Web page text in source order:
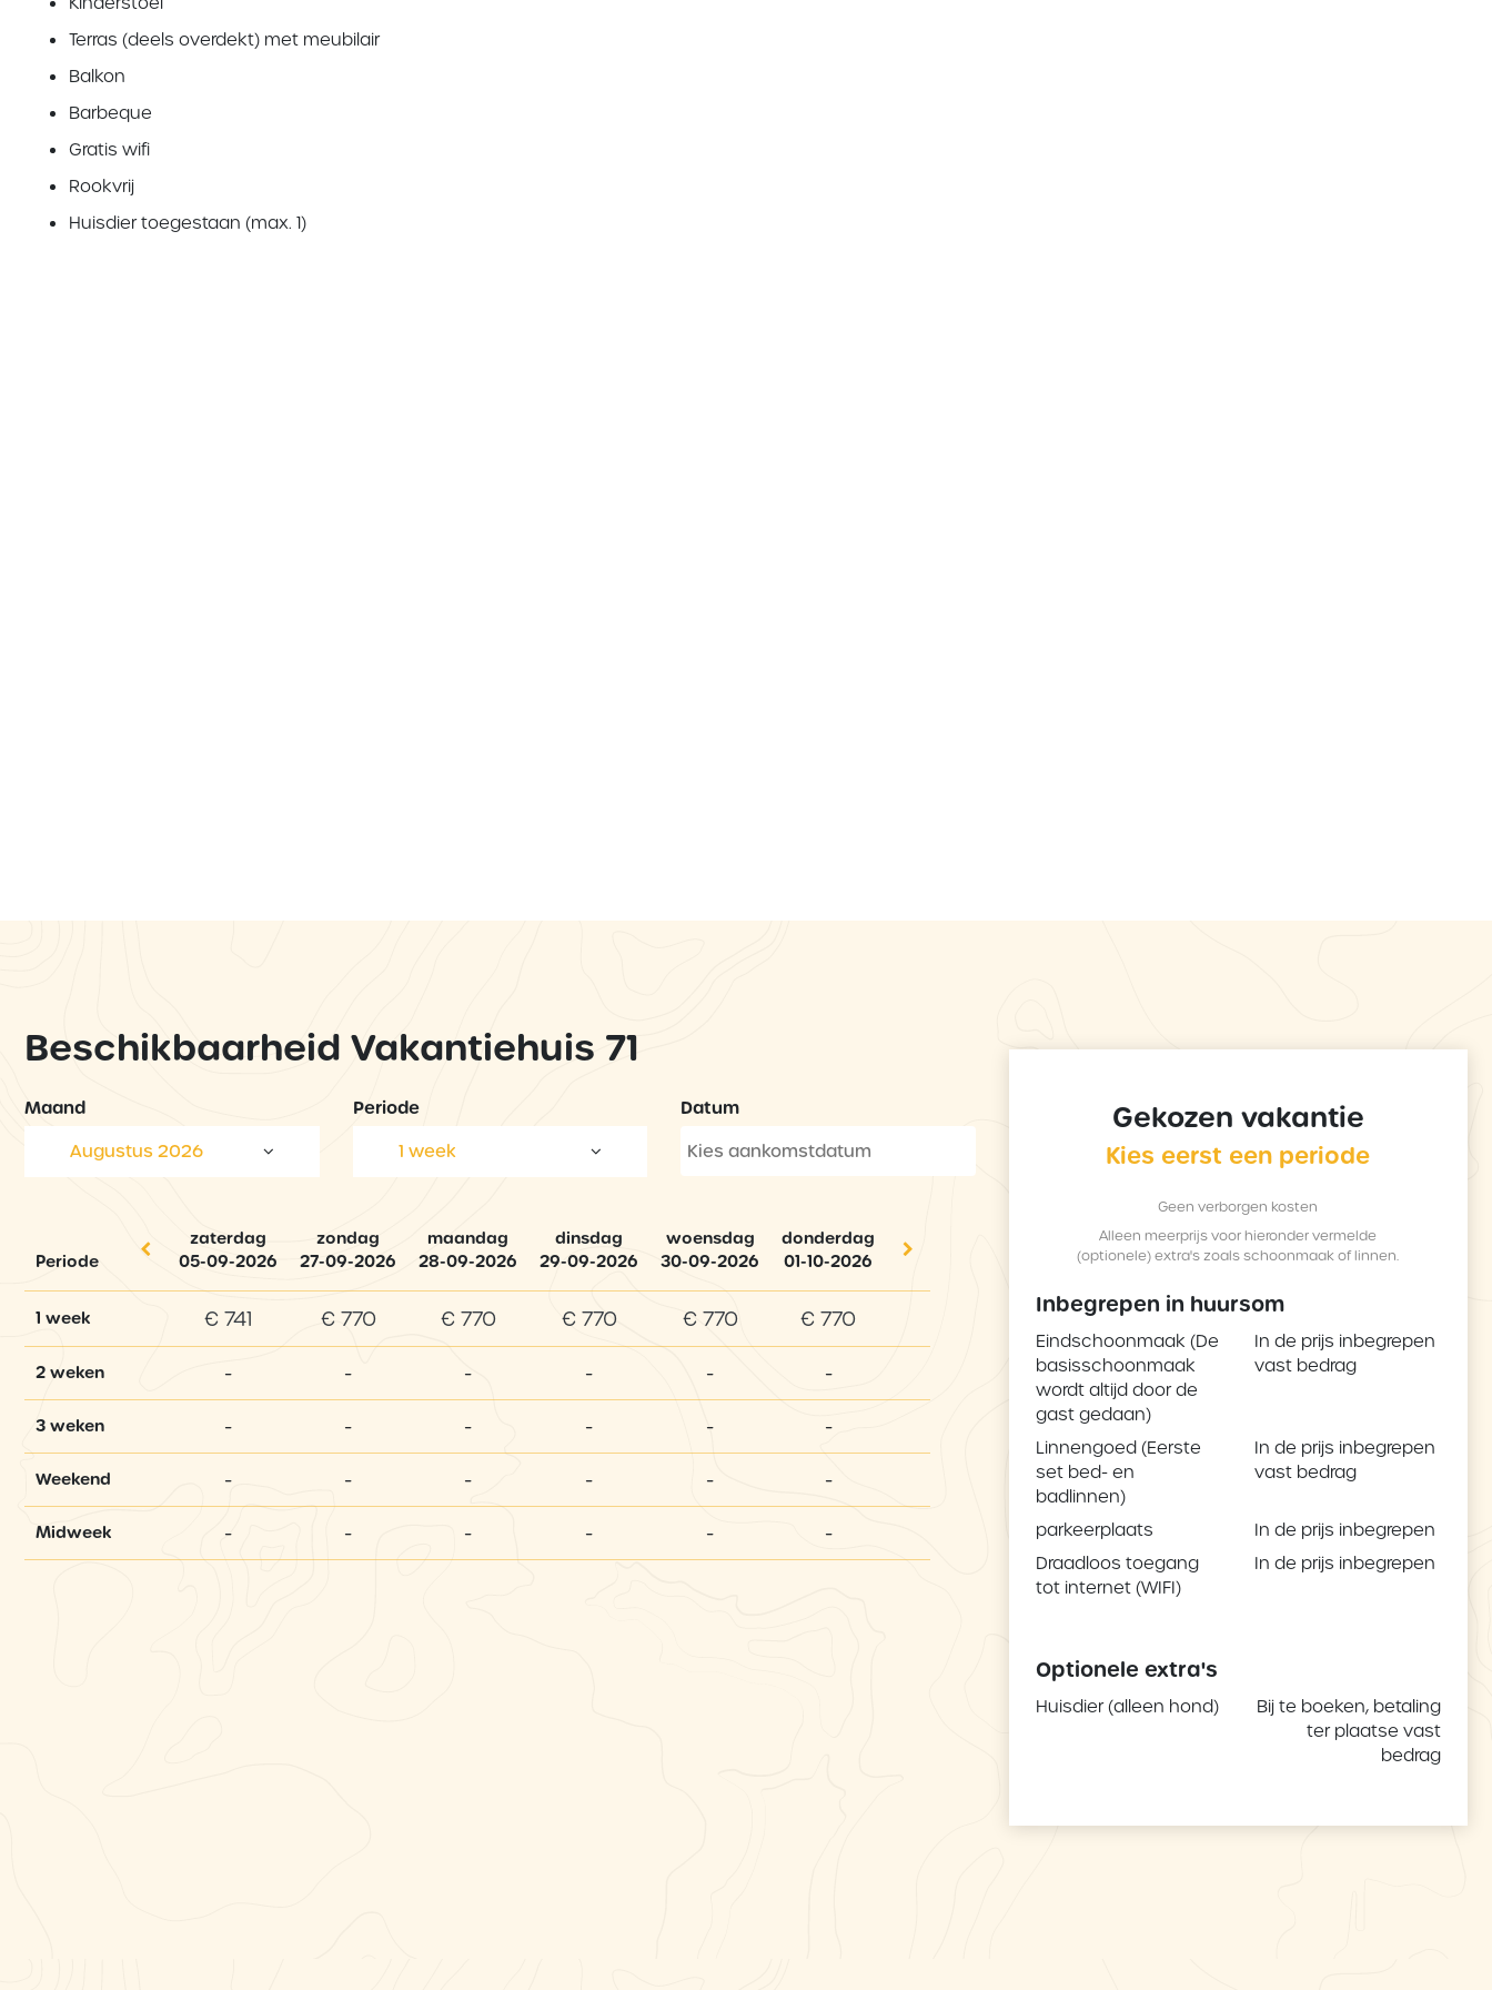
Terras (deels overdekt) met meubilair
Balkon
Barbeque
Gratis wifi
Rookvrij
Huisdier toegestaan (max. 1)
Beschikbaarheid Vakantiehuis 71
Maand
Augustus 2026
Periode
1 week
Datum
Periode
zaterdag
05-09-2026
zondag
27-09-2026
maandag
28-09-2026
dinsdag
29-09-2026
woensdag
30-09-2026
donderdag
01-10-2026
1 week € 741 € 770 € 770 € 770 € 770 € 770
2 weken - - - - - -
3 weken - - - - - -
Weekend - - - - - -
Midweek - - - - - -
Gekozen vakantie
Kies eerst een periode
Geen verborgen kosten
Alleen meerprijs voor hieronder vermelde
(optionele) extra's zoals schoonmaak of linnen.
Inbegrepen in huursom
Eindschoonmaak (De
basisschoonmaak
wordt altijd door de
gast gedaan)
In de prijs inbegrepen
vast bedrag
Linnengoed (Eerste
set bed- en
badlinnen)
In de prijs inbegrepen
vast bedrag
parkeerplaats
In de prijs inbegrepen
Draadloos toegang
tot internet (WIFI)
In de prijs inbegrepen
Optionele extra's
Huisdier (alleen hond)
Bij te boeken, betaling
ter plaatse vast
bedrag